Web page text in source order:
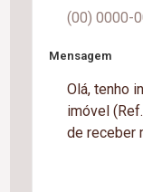
Mensagem